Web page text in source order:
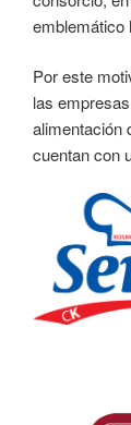
emblemático
Por este
las
alimentación
cuentan con